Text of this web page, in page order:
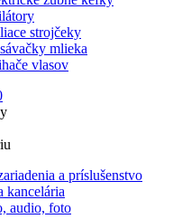
strojčeky
mlieka
vlasov
a príslušenstvo
kancelária
audio, foto